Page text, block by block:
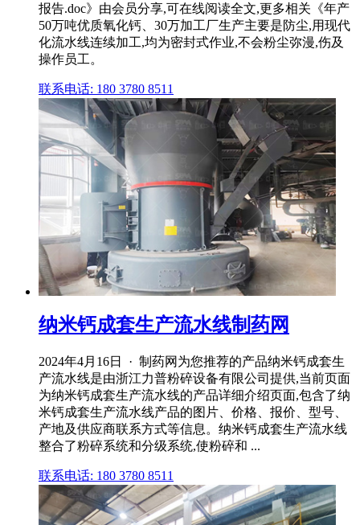
报告.doc》由会员分享,可在线阅读全文,更多相关《年产
50万吨优质氧化钙、30万加工厂生产主要是防尘,用现代
化流水线连续加工,均为密封式作业,不会粉尘弥漫,伤及
操作员工。
联系电话: 180 3780 8511
纳米钙成套生产流水线制药网
2024年4月16日 · 制药网为您推荐的产品纳米钙成套生
产流水线是由浙江力普粉碎设备有限公司提供,当前页面
为纳米钙成套生产流水线的产品详细介绍页面,包含了纳
米钙成套生产流水线产品的图片、价格、报价、型号、
产地及供应商联系方式等信息。纳米钙成套生产流水线
整合了粉碎系统和分级系统,使粉碎和 ...
联系电话: 180 3780 8511